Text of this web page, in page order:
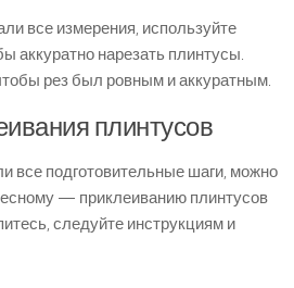
все измерения, используйте
аккуратно нарезать плинтусы.
рез был ровным и аккуратным.
плинтусов
все подготовительные шаги, можно
— приклеиванию плинтусов
следуйте инструкциям и